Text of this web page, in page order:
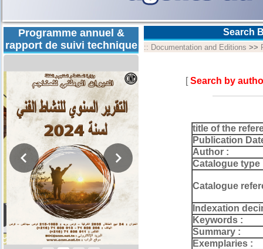
Programme annuel &
rapport de suivi technique
Rapport d'activités
2024
Search
:: Documentation and Editions >>
[Search by
title of the
Publication
Author :
Catalogue type
Catalogue
Indexation
Keywords :
Summary :
Exemplaries :